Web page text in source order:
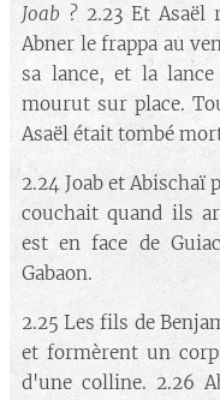
Joab ? 2.23 Et Asaël
Abner le frappa au
sa lance, et la
mourut sur place.
Asaël était tombé
2.24 Joab et
couchait quand ils
est en face de
Gabaon.
2.25 Les fils de
et formèrent un
d'une colline. 2.26